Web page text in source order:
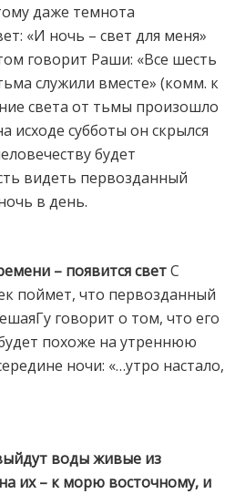
даже темнота
«И ночь – свет для меня»
говорит Раши: «Все шесть
служили вместе» (комм. к
света от тьмы произошло
исходе субботы он скрылся
будет
видеть первозданный
в день.
– появится светС
поймет, что первозданный
говорит о том, что его
похоже на утреннюю
ночи: «…утро настало,
воды живые из
их – к морю восточному, и